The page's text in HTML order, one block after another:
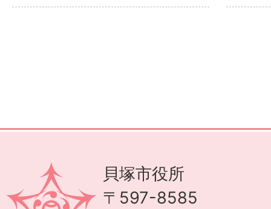
貝塚市役所
〒597-8585